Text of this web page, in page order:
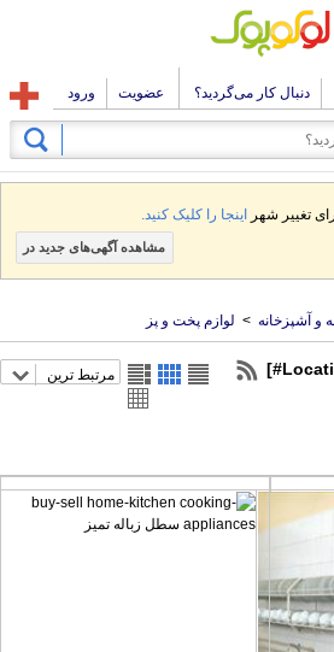
دنبال کار می‌گردید؟ عضویت ورود
تغییر شهراینجا را کلیک کنید.
مشاهده آگهی‌های جدید در
آشپزخانه > لوازم پخت و پز
مرتبط ترین